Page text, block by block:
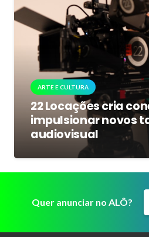
ARTE E CULTURA
22 Locações cria
impulsionar novos
audiovisual
Quer anunciar no ALÔ?